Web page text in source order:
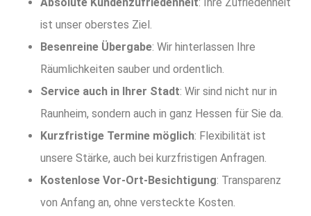
ist unser oberstes Ziel.
Besenreine Übergabe: Wir hinterlassen Ihre
Räumlichkeiten sauber und ordentlich.
Service auch in Ihrer Stadt: Wir sind nicht nur in
Raunheim, sondern auch in ganz Hessen für Sie da.
Kurzfristige Termine möglich: Flexibilität ist
unsere Stärke, auch bei kurzfristigen Anfragen.
Kostenlose Vor-Ort-Besichtigung: Transparenz
von Anfang an, ohne versteckte Kosten.